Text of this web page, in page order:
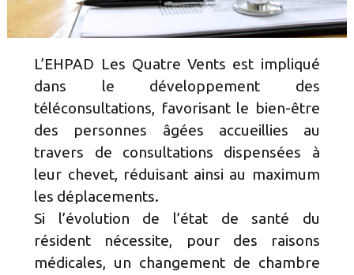
L’EHPAD Les Quatre Vents est impliqué
dans le développement des
téléconsultations, favorisant le bien-être
des personnes âgées accueillies au
travers de consultations dispensées à
leur chevet, réduisant ainsi au maximum
les déplacements.
Si l’évolution de l’état de santé du
résident nécessite, pour des raisons
médicales, un changement de chambre